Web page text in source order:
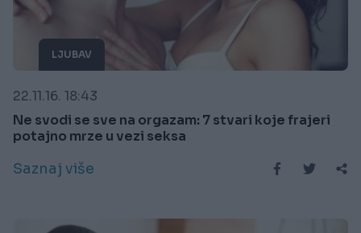
LJUBAV
22.11.16. 18:43
Ne svodi se sve na orgazam: 7 stvari koje frajeri
potajno mrze u vezi seksa
Saznaj više